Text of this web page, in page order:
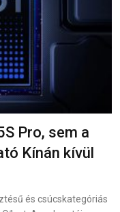
Pro, sem a
Kínán kívül
és csúcskategóriás